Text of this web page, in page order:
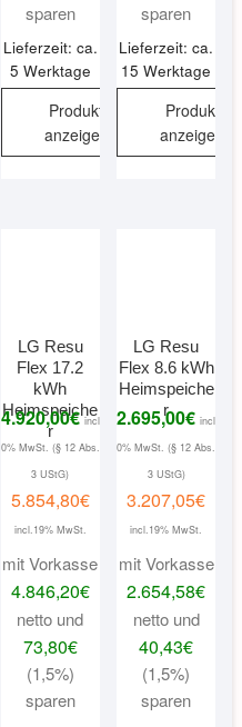
sparen
Lieferzeit: ca.
5 Werktage
Produkt
anzeigen
sparen
Lieferzeit: ca.
15 Werktage
Produkt
anzeigen
LG Resu
Flex 17.2
kWh
Heimspeiche
r
4.920,00€ incl
0% MwSt. (§ 12 Abs.
3 UStG)
5.854,80€
incl.19% MwSt.
mit Vorkasse
4.846,20€
netto und
73,80€
(1,5%)
sparen
LG Resu
Flex 8.6 kWh
Heimspeiche
r
2.695,00€ incl
0% MwSt. (§ 12 Abs.
3 UStG)
3.207,05€
incl.19% MwSt.
mit Vorkasse
2.654,58€
netto und
40,43€
(1,5%)
sparen